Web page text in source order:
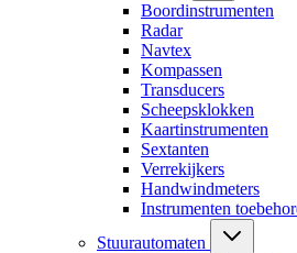
Boordinstrumenten
Radar
Navtex
Kompassen
Transducers
Scheepsklokken
Kaartinstrumenten
Sextanten
Verrekijkers
Handwindmeters
Instrumenten
Stuurautomaten